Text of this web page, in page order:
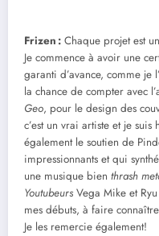
Frizen : Chaque projet est
Je commence à avoir une
garanti d’avance, comme je
la chance de compter avec
Geo, pour le design des
c’est un vrai artiste et je suis
également le soutien de
impressionnants et qui
une musique bien thrash
Youtubeurs Vega Mike et
mes débuts, à faire
Je les remercie également!